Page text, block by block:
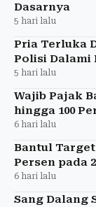
Dasarnya
5 hari lalu
Pria Terluka
Polisi Dalami
5 hari lalu
Wajib Pajak
hingga 100
6 hari lalu
Bantul
Persen pada
6 hari lalu
Sang Dalang